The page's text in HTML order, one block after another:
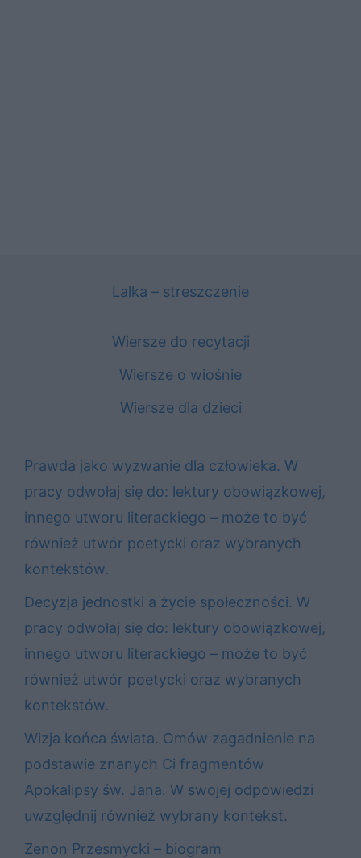
Lalka – streszczenie
Wiersze do recytacji
Wiersze o wiośnie
Wiersze dla dzieci
Prawda jako wyzwanie dla człowieka. W
pracy odwołaj się do: lektury obowiązkowej,
innego utworu literackiego – może to być
również utwór poetycki oraz wybranych
kontekstów.
Decyzja jednostki a życie społeczności. W
pracy odwołaj się do: lektury obowiązkowej,
innego utworu literackiego – może to być
również utwór poetycki oraz wybranych
kontekstów.
Wizja końca świata. Omów zagadnienie na
podstawie znanych Ci fragmentów
Apokalipsy św. Jana. W swojej odpowiedzi
uwzględnij również wybrany kontekst.
Zenon Przesmycki – biogram